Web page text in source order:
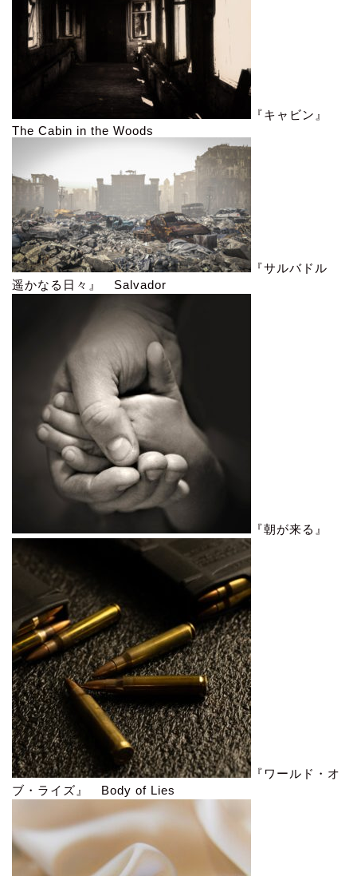
『キャビン』
The Cabin in the Woods
『サルバドル
遥かなる日々』 Salvador
『朝が来る』
『ワールド・オ
ブ・ライズ』 Body of Lies